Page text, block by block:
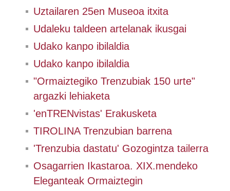
Uztailaren 25en Museoa itxita
Udaleku taldeen artelanak ikusgai
Udako kanpo ibilaldia
Udako kanpo ibilaldia
"Ormaiztegiko Trenzubiak 150 urte"
argazki lehiaketa
'enTRENvistas' Erakusketa
TIROLINA Trenzubian barrena
'Trenzubia dastatu' Gozogintza tailerra
Osagarrien Ikastaroa. XIX.mendeko
Eleganteak Ormaiztegin